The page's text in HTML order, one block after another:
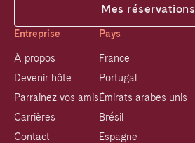
Mes réservations
Entreprise
À propos
Devenir hôte
Parrainez vos amis
Carrières
Contact
Pays
France
Portugal
Émirats arabes unis
Brésil
Espagne